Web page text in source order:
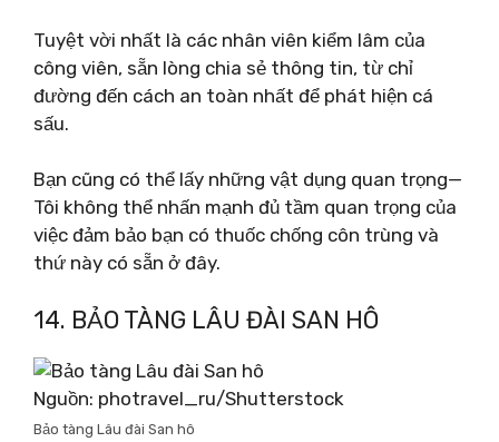
Tuyệt vời nhất là các nhân viên kiểm lâm của
công viên, sẵn lòng chia sẻ thông tin, từ chỉ
đường đến cách an toàn nhất để phát hiện cá
sấu.
Bạn cũng có thể lấy những vật dụng quan trọng—
Tôi không thể nhấn mạnh đủ tầm quan trọng của
việc đảm bảo bạn có thuốc chống côn trùng và
thứ này có sẵn ở đây.
14. BẢO TÀNG LÂU ĐÀI SAN HÔ
Nguồn: photravel_ru/Shutterstock
Bảo tàng Lâu đài San hô